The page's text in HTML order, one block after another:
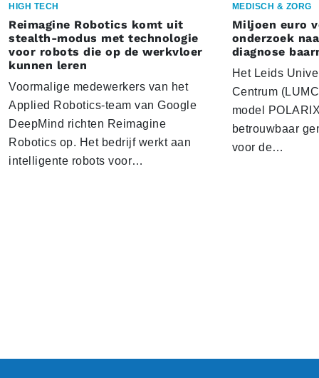
HIGH TECH
Reimagine Robotics komt uit
stealth-modus met technologie
voor robots die op de werkvloer
kunnen leren
Voormalige medewerkers van het
Applied Robotics-team van Google
DeepMind richten Reimagine
Robotics op. Het bedrijf werkt aan
intelligente robots voor…
MEDISCH & ZORG
Miljoen euro
onderzoek
diagnose
Het Leids
Centrum
model
betrouwbaar
voor de…